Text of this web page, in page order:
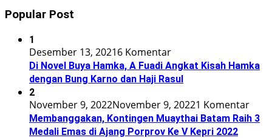
Popular Post
1
Desember 13, 20216 Komentar
Di Novel Buya Hamka, A Fuadi Angkat Kisah Hamka
dengan Bung Karno dan Haji Rasul
2
November 9, 2022November 9, 20221 Komentar
Membanggakan, Kontingen Muaythai Batam Raih 3
Medali Emas di Ajang Porprov Ke V Kepri 2022